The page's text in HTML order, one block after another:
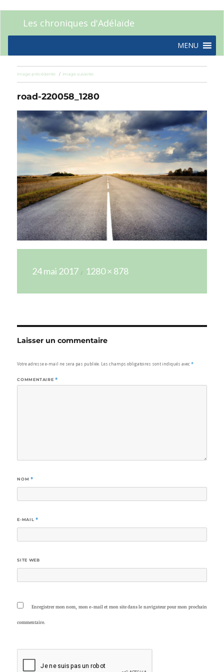
Les chroniques d'Adélaïde
MENU
Image précédente Image suivante
road-220058_1280
le24 mai 2017
réelle
1280 × 878
Laisser un commentaire
Votre adresse e-mail ne sera pas publiée. Les champs obligatoires sont indiqués avec*
COMMENTAIRE *
NOM *
E-MAIL *
SITE WEB
Enregistrer mon nom, mon e-mail et mon site dans le navigateur pour mon prochain
commentaire.